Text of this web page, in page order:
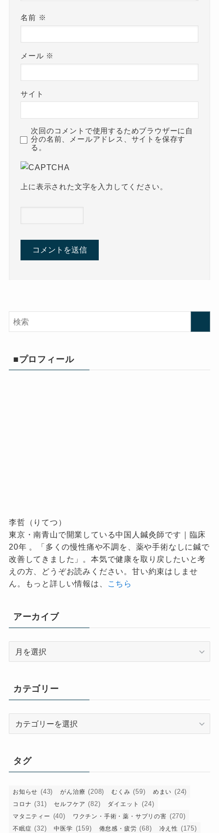
名前 ※
メール ※
サイト
次回のコメントで使用するためブラウザーに自
分の名前、メールアドレス、サイトを保存す
る。
上に表示された文字を入力してください。
■プロフィール
李哲（りてつ）
東京・南青山で開業している中国人鍼灸師です｜臨床
20年 。「多くの慢性痛や不調を、薬や手術なしに鍼で
改善してきました」。本気で健康を取り戻したいと考
えの方、どうぞお読みください。甘い約束はしませ
ん。もっと詳しい情報は、
こちら
アーカイブ
ブ
カテゴリー
ー
タグ
お知らせ (43) がん治療 (208) むくみ (59) めまい (24)
コロナ (31) セルフケア (82) ダイエット (24)
マタニティー (40) ワクチン・手術・薬・サプリの害 (270)
不眠症 (32) 中医学 (159) 倦怠感・疲労 (68) 冷え性 (175)